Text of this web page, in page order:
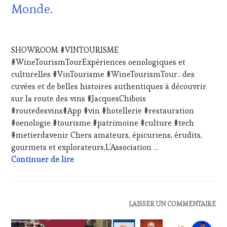
RADIO,
PARTENAIRES
VIN
TOURISME
TERROIR,
RESTAURATEUR,
CHEF,
CUISINIER,
ŒNOLOGUE,
SALONS
INTERNATIONAUX,
VOUCHER,
Monde.
2023
SHOWROOM #VINTOURISME
#WineTourismTourExpériences oenologiques et
culturelles #VinTourisme #WineTourismTour.. des
cuvées et de belles histoires authentiques à découvrir
sur la route des vins #JacquesChibois
#routedesvins#App #vin #hotellerie #restauration
#oenologie #tourisme #patrimoine #culture #tech
#metierdavenir Chers amateurs, épicuriens, érudits,
gourmets et explorateurs,L’Association …
Continuer de lireShowroom #VinTourisme – Samedi 9
:
LAISSER UN COMMENTAIRE